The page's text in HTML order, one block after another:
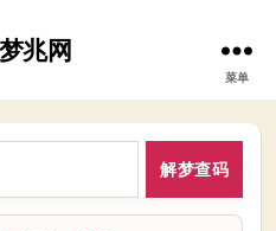
兆网
菜单
解梦查码